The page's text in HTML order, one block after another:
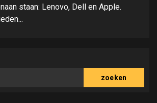
staan: Lenovo, Dell en Apple.
zoeken